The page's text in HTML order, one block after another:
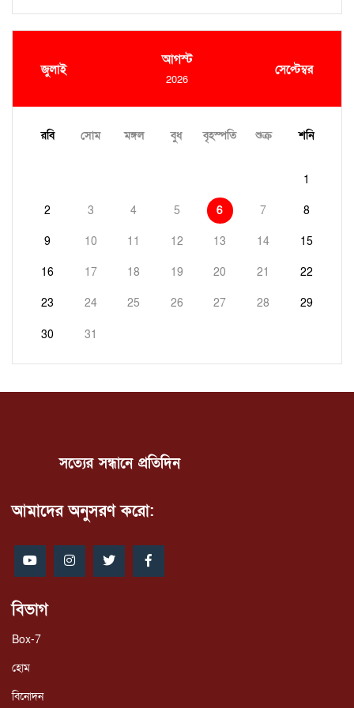
জুলাই
আগস্ট
2026
সেপ্টেম্বর
রবি সোম মঙ্গল বুধ বৃহস্পতি শুক্র শনি
1
2 3 4 5 6 7 8
9 10 11 12 13 14 15
16 17 18 19 20 21 22
23 24 25 26 27 28 29
30 31
সত্যের সন্ধানে প্রতিদিন
আমাদের অনুসরণ করো:
বিভাগ
Box-7
হোম
বিনোদন